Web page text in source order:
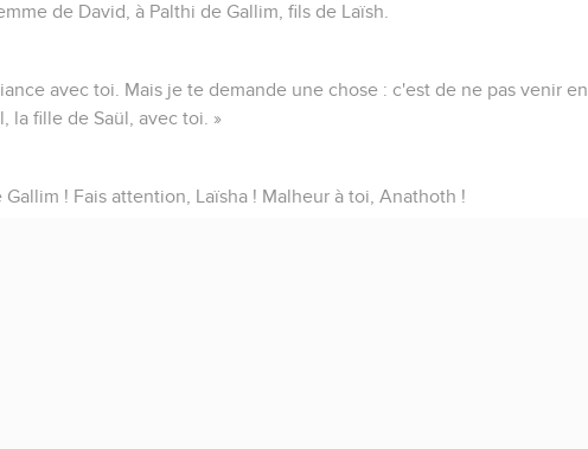
de David, à Palthi de Gallim, fils de Laïsh.
avec toi. Mais je te demande une chose : c'est de ne pas venir en
la fille de Saül, avec toi. »
Gallim ! Fais attention, Laïsha ! Malheur à toi, Anathoth !